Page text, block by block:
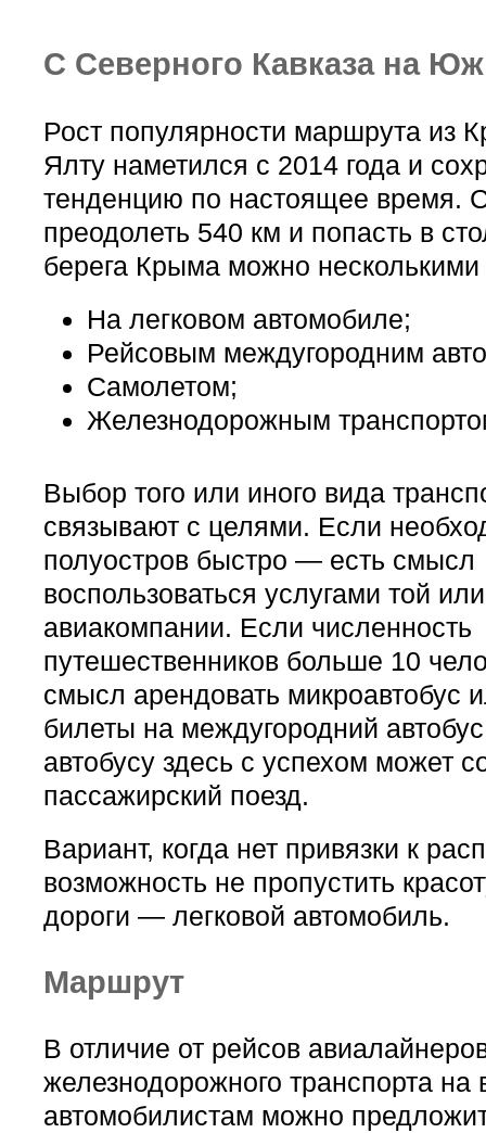
С Северного Кавказа на
Рост популярности маршрута из
Ялту наметился с 2014 года и
тенденцию по настоящее время.
преодолеть 540 км и попасть в
берега Крыма можно
На легковом автомобиле;
Рейсовым междугородним
Самолетом;
Железнодорожным
Выбор того или иного вида
связывают с целями. Если
полуостров быстро — есть смысл
воспользоваться услугами той
авиакомпании. Если численность
путешественников больше 10
смысл арендовать микроавтобус
билеты на междугородний
автобусу здесь с успехом может
пассажирский поезд.
Вариант, когда нет привязки к
возможность не пропустить
дороги — легковой автомобиль.
Маршрут
В отличие от рейсов
железнодорожного транспорта на
автомобилистам можно